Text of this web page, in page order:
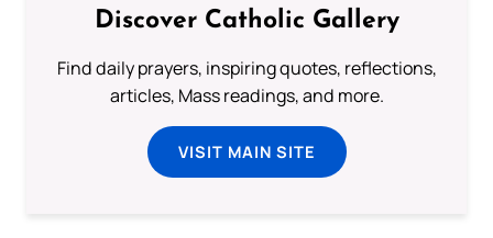
Discover Catholic Gallery
Find daily prayers, inspiring quotes, reflections,
articles, Mass readings, and more.
VISIT MAIN SITE